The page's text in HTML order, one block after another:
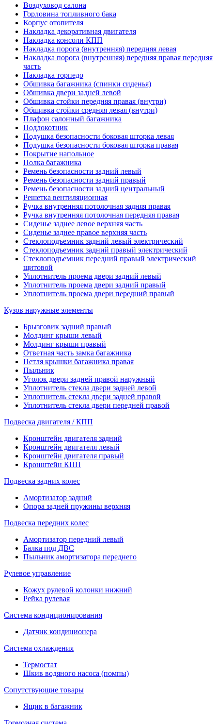
Воздуховод салона
Горловина топливного бака
Корпус отопителя
Накладка декоративная двигателя
Накладка консоли КПП
Накладка порога (внутренняя) передняя левая
Накладка порога (внутренняя) передняя правая передняя
часть
Накладка торпедо
Обшивка багажника (спинки сиденья)
Обшивка двери задней левой
Обшивка стойки передняя правая (внутри)
Обшивка стойки средняя левая (внутри)
Плафон салонный багажника
Подлокотник
Подушка безопасности боковая шторка левая
Подушка безопасности боковая шторка правая
Покрытие напольное
Полка багажника
Ремень безопасности задний левый
Ремень безопасности задний правый
Ремень безопасности задний центральный
Решетка вентиляционная
Ручка внутренняя потолочная задняя правая
Ручка внутренняя потолочная передняя правая
Сиденье заднее левое верхняя часть
Сиденье заднее правое верхняя часть
Стеклоподъемник задний левый электрический
Стеклоподъемник задний правый электрический
Стеклоподъемник передний правый электрический
щитовой
Уплотнитель проема двери задний левый
Уплотнитель проема двери задний правый
Уплотнитель проема двери передний правый
Кузов наружные элементы
Брызговик задний правый
Молдинг крыши левый
Молдинг крыши правый
Ответная часть замка багажника
Петля крышки багажника правая
Пыльник
Уголок двери задней правой наружный
Уплотнитель стекла двери задней левой
Уплотнитель стекла двери задней правой
Уплотнитель стекла двери передней правой
Подвеска двигателя / КПП
Кронштейн двигателя задний
Кронштейн двигателя левый
Кронштейн двигателя правый
Кронштейн КПП
Подвеска задних колес
Амортизатор задний
Опора задней пружины верхняя
Подвеска передних колес
Амортизатор передний левый
Балка под ДВС
Пыльник амортизатора переднего
Рулевое управление
Кожух рулевой колонки нижний
Рейка рулевая
Система кондиционирования
Датчик кондиционера
Система охлаждения
Термостат
Шкив водяного насоса (помпы)
Сопутствующие товары
Ящик в багажник